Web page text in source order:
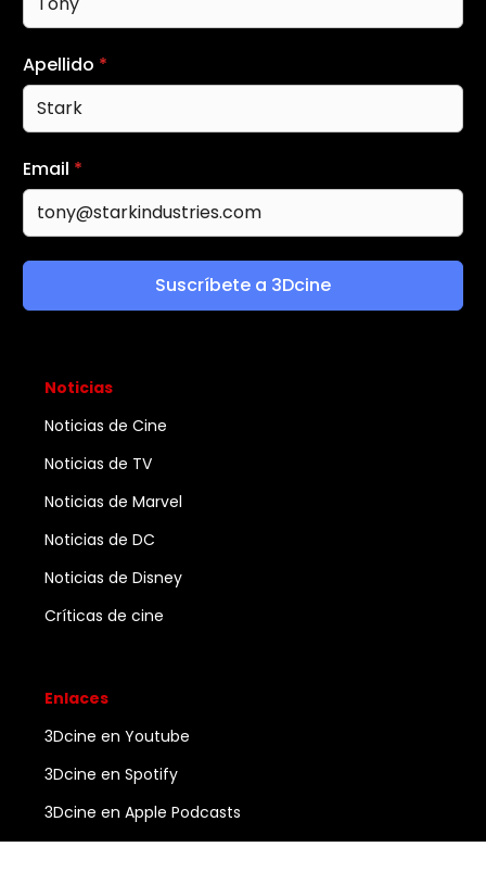
Apellido *
Email *
Suscríbete a 3Dcine
Noticias
Noticias de Cine
Noticias de TV
Noticias de Marvel
Noticias de DC
Noticias de Disney
Críticas de cine
Enlaces
3Dcine en Youtube
3Dcine en Spotify
3Dcine en Apple Podcasts